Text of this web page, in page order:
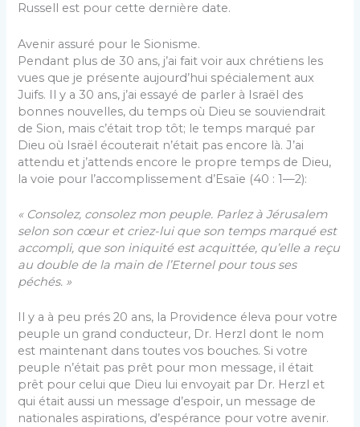
Russell est pour cette dernière date.
Avenir assuré pour le Sionisme.
Pendant plus de 30 ans, j’ai fait voir aux chrétiens les
vues que je présente aujourd’hui spécialement aux
Juifs. Il y a 30 ans, j’ai essayé de parler à Israël des
bonnes nouvelles, du temps où Dieu se souviendrait
de Sion, mais c’était trop tôt; le temps marqué par
Dieu où Israël écouterait n’était pas encore là. J’ai
attendu et j’attends encore le propre temps de Dieu,
la voie pour l’accomplissement d’Esaïe (40 : 1—2):
« Consolez, consolez mon peuple. Parlez à Jérusalem
selon son cœur et criez-lui que son temps marqué est
accompli, que son iniquité est acquittée, qu’elle a reçu
au double de la main de l’Eternel pour tous ses
péchés. »
Il y a à peu prés 20 ans, la Providence éleva pour votre
peuple un grand conducteur, Dr. Herzl dont le nom
est mainte­nant dans toutes vos bouches. Si votre
peuple n’était pas prêt pour mon message, il était
prêt pour celui que Dieu lui envoyait par Dr. Herzl et
qui était aussi un message d’espoir, un message de
nationales aspirations, d’espérance pour votre avenir.